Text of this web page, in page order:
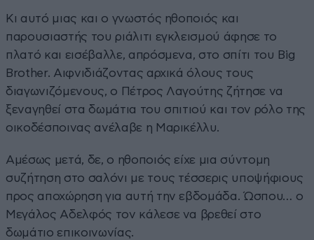
Κι αυτό μιας και ο γνωστός ηθοποιός και
παρουσιαστής του ριάλιτι εγκλεισμού άφησε το
πλατό και εισέβαλλε, απρόσμενα, στο σπίτι του Big
Brother. Αιφνιδιάζοντας αρχικά όλους τους
διαγωνιζόμενους, ο Πέτρος Λαγούτης ζήτησε να
ξεναγηθεί στα δωμάτια του σπιτιού και τον ρόλο της
οικοδέσποινας ανέλαβε η Μαρικέλλυ.
Αμέσως μετά, δε, ο ηθοποιός είχε μια σύντομη
συζήτηση στο σαλόνι με τους τέσσερις υποψήφιους
προς αποχώρηση για αυτή την εβδομάδα. Ώσπου… ο
Μεγάλος Αδελφός τον κάλεσε να βρεθεί στο
δωμάτιο επικοινωνίας.